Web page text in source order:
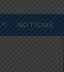
NOTICIAS